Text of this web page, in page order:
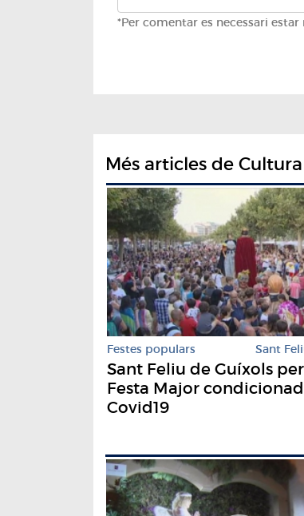
*Per comentar es necessari
Més articles de Cultura
Festes populars Sant
Sant Feliu de Guíxols
Festa Major
Covid19